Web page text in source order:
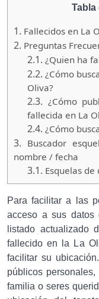
Tabla
1. Fallecidos en La
2. Preguntas
2.1. ¿Quien ha
2.2. ¿Cómo
Oliva?
2.3. ¿Cómo
fallecida en La
2.4. ¿Cómo
3. Buscador
nombre / fecha
3.1. Esquelas
Para facilitar a las
acceso a sus datos
listado actualizado
fallecido en la La
facilitar su
públicos
familia o seres